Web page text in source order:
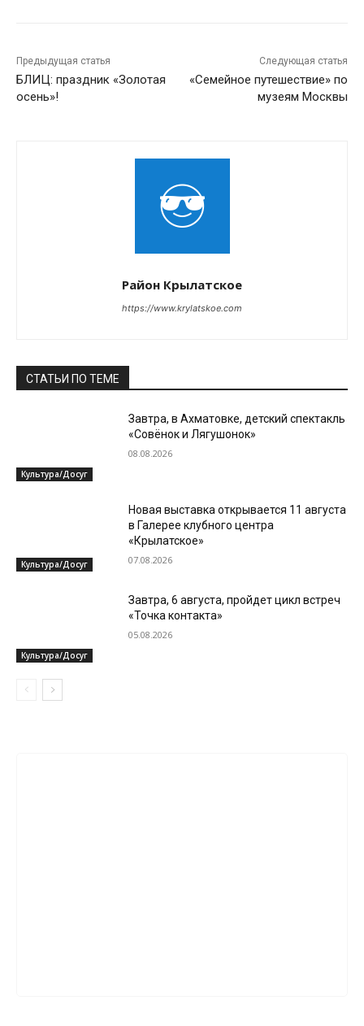
Предыдущая статья
БЛИЦ: праздник «Золотая
осень»!
Следующая статья
«Семейное путешествие» по
музеям Москвы
Район Крылатское
https://www.krylatskoe.com
СТАТЬИ ПО ТЕМЕ
Культура/Досуг
Завтра, в Ахматовке, детский спектакль
«Совёнок и Лягушонок»
08.08.2026
Культура/Досуг
Новая выставка открывается 11 августа
в Галерее клубного центра
«Крылатское»
07.08.2026
Культура/Досуг
Завтра, 6 августа, пройдет цикл встреч
«Точка контакта»
05.08.2026